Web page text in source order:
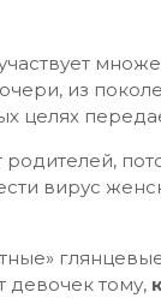
из
целях
родителей,
вирус
девочек тому,